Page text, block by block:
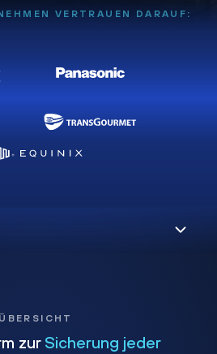
VERTRAUEN DARAUF:
ÜBERSICHT
zur Sicherung jeder